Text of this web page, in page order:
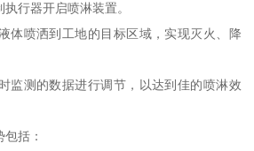
行器开启喷淋装置。
体喷洒到工地的目标区域，实现灭火、降
监测的数据进行调节，以达到佳的喷淋效
括：